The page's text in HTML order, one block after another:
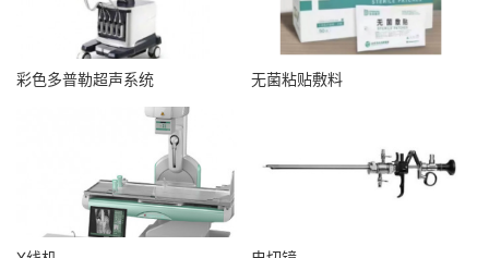
彩色多普勒超声系统 无菌粘贴敷料